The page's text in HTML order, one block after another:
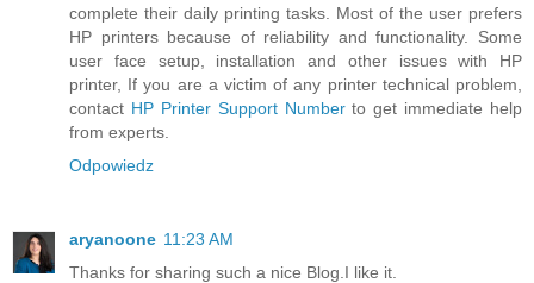
complete their daily printing tasks. Most of the user prefers
HP printers because of reliability and functionality. Some
user face setup, installation and other issues with HP
printer, If you are a victim of any printer technical problem,
contact HP Printer Support Numberto get immediate help
from experts.
Odpowiedz
aryanoone 11:23 AM
Thanks for sharing such a nice Blog.I like it.